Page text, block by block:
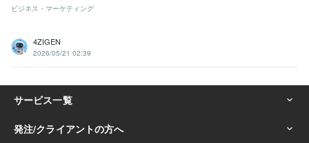
ビジネス・マーケティング
4ZIGEN
2026/05/21 02:39